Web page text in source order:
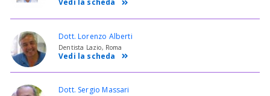
Dott. Lorenzo Alberti
Dentista Lazio, Roma
Vedi la scheda
Dott. Sergio Massari